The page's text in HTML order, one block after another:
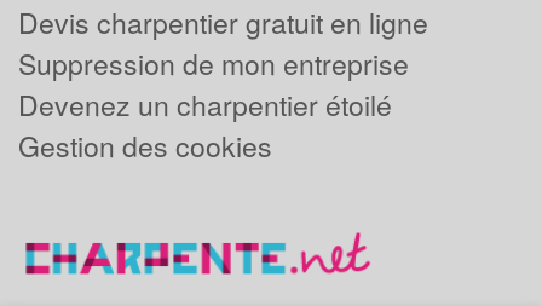
Devis charpentier gratuit en ligne
Suppression de mon entreprise
Devenez un charpentier étoilé
Gestion des cookies